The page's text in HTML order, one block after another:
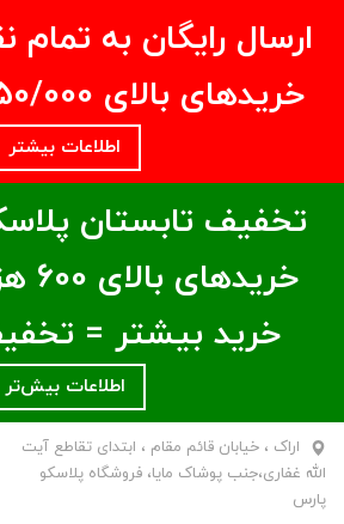
ارسال رایگان به تمام
خریدهای بالای ۵/950/000 تومان
اطلاعات بیشتر
تخفیف تابستان
خرید بیشتر =
اطلاعات بیش‌تر
اراک ، خیابان قائم مقام ، ابتدای تقاطع آیت
الله غفاری،جنب پوشاک مایا، فروشگاه پلاسکو
پارس